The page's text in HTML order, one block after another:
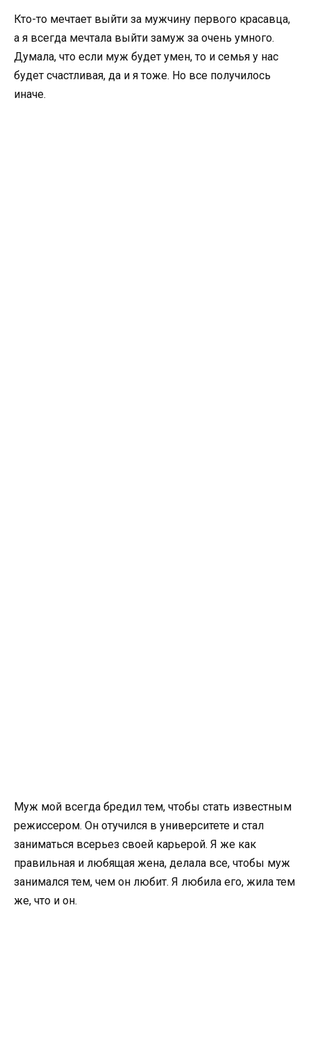
Кто-то мечтает выйти за мужчину первого красавца,
а я всегда мечтала выйти замуж за очень умного.
Думала, что если муж будет умен, то и семья у нас
будет счастливая, да и я тоже. Но все получилось
иначе.
Муж мой всегда бредил тем, чтобы стать известным
режиссером. Он отучился в университете и стал
заниматься всерьез своей карьерой. Я же как
правильная и любящая жена, делала все, чтобы муж
занимался тем, чем он любит. Я любила его, жила тем
же, что и он.